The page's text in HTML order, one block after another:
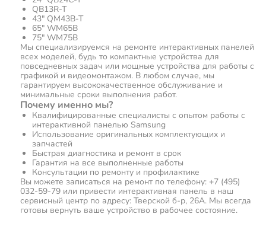
QB13R-T
43" QM43B-T
65" WM65B
75" WM75B
Мы специализируемся на ремонте интерактивных панелей
всех моделей, будь то компактные устройства для
повседневных задач или мощные устройства для работы с
графикой и видеомонтажом. В любом случае, мы
гарантируем высококачественное обслуживание и
минимальные сроки выполнения работ.
Почему именно мы?
Квалифицированные специалисты с опытом работы с
интерактивной панелью Samsung
Использование оригинальных комплектующих и
запчастей
Быстрая диагностика и ремонт в срок
Гарантия на все выполненные работы
Консультации по ремонту и профилактике
Вы можете записаться на ремонт по телефону: +7 (495)
032-59-79 или привести интерактивная панель в наш
сервисный центр по адресу: Тверской б-р, 26А. Мы всегда
готовы вернуть ваше устройство в рабочее состояние.